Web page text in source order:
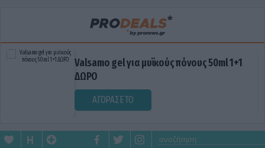
Valsamo gel για μυϊκούς πόνους 50ml 1+1
ΔΩΡΟ
ΑΓΟΡΑΣΕ ΤΟ